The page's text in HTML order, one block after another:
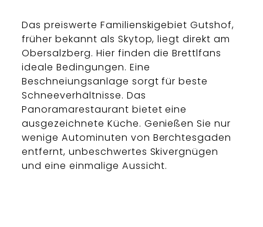
Das preiswerte Familienskigebiet Gutshof,
früher bekannt als Skytop, liegt direkt am
Obersalzberg. Hier finden die Brettlfans
ideale Bedingungen. Eine
Beschneiungsanlage sorgt für beste
Schneeverhältnisse. Das
Panoramarestaurant bietet eine
ausgezeichnete Küche. Genießen Sie nur
wenige Autominuten von Berchtesgaden
entfernt, unbeschwertes Skivergnügen
und eine einmalige Aussicht.